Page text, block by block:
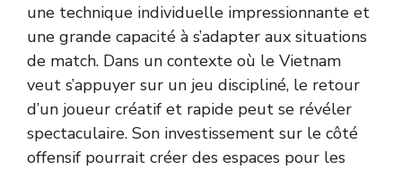
une technique individuelle impressionnante et
une grande capacité à s’adapter aux situations
de match. Dans un contexte où le Vietnam
veut s’appuyer sur un jeu discipliné, le retour
d’un joueur créatif et rapide peut se révéler
spectaculaire. Son investissement sur le côté
offensif pourrait créer des espaces pour les